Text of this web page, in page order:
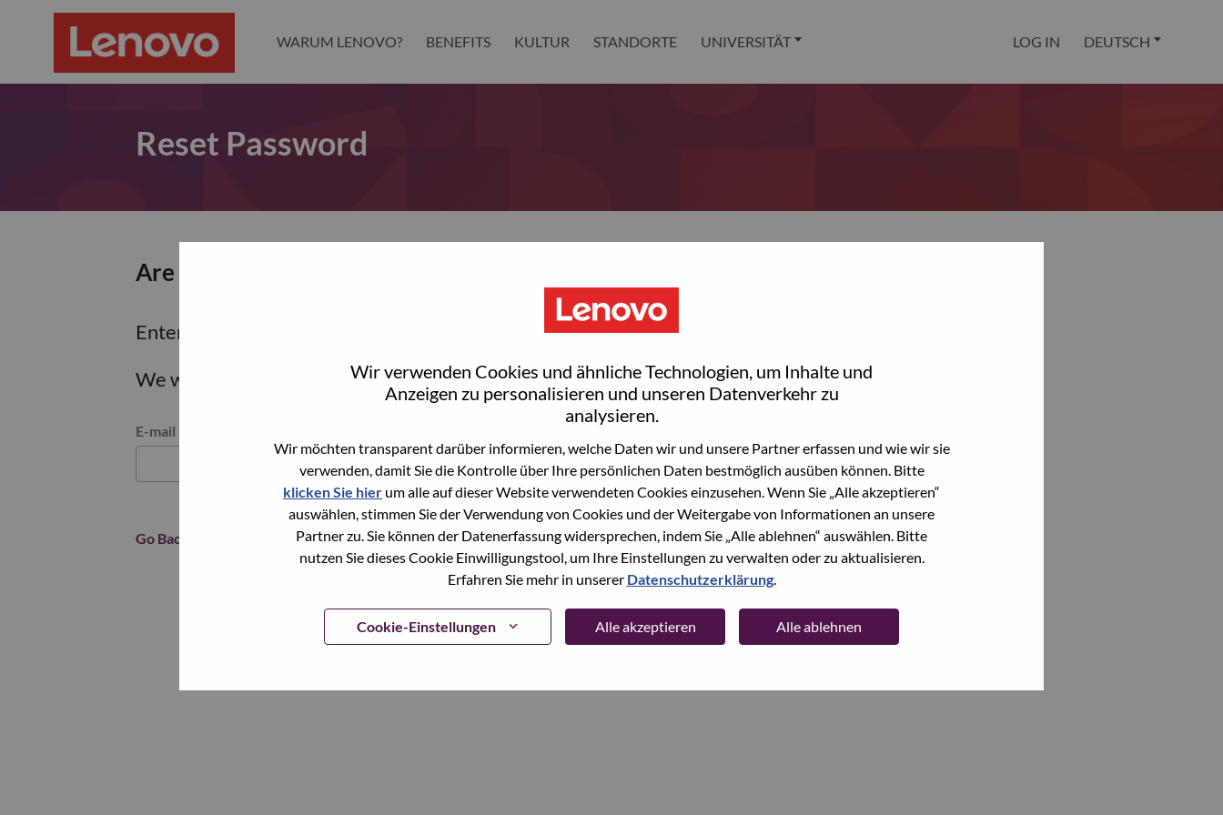
Wir verwenden Cookies und ähnliche Technologien, um Inhalte und
Anzeigen zu personalisieren und unseren Datenverkehr zu
analysieren.
Wir möchten transparent darüber informieren, welche Daten wir und unsere Partner erfassen und wie wir sie
verwenden, damit Sie die Kontrolle über Ihre persönlichen Daten bestmöglich ausüben können. Bitte
klicken Sie hier um alle auf dieser Website verwendeten Cookies einzusehen. Wenn Sie „Alle akzeptieren“
auswählen, stimmen Sie der Verwendung von Cookies und der Weitergabe von Informationen an unsere
Partner zu. Sie können der Datenerfassung widersprechen, indem Sie „Alle ablehnen“ auswählen. Bitte
nutzen Sie dieses Cookie Einwilligungstool, um Ihre Einstellungen zu verwalten oder zu aktualisieren.
Erfahren Sie mehr in unserer Datenschutzerklärung.
Cookie-Einstellungen Alle akzeptieren Alle ablehnen
WARUM LENOVO? BENEFITS KULTUR STANDORTE UNIVERSITÄT LOG IN DEUTSCH
Reset Password
Are you sure you want to reset your password?
Enter the email address associated with your account, then click "Continue".
We will email you a link to reset your password.
Reset password with your e-mail
E-mail
Continue
Go Back